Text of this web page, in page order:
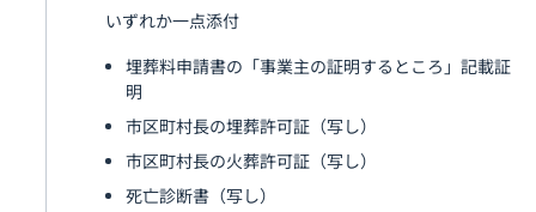
いずれか一点添付
埋葬料申請書の「事業主の証明するところ」記載証
明
市区町村長の埋葬許可証（写し）
市区町村長の火葬許可証（写し）
死亡診断書（写し）